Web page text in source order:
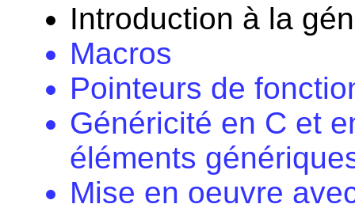
Introduction à la
Macros
Pointeurs de
Généricité en C et
éléments
Mise en oeuvre